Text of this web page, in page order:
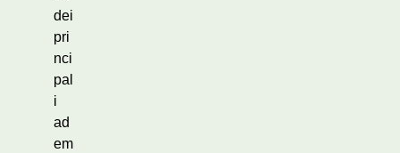
dei
pri
nci
pal
i
ad
em